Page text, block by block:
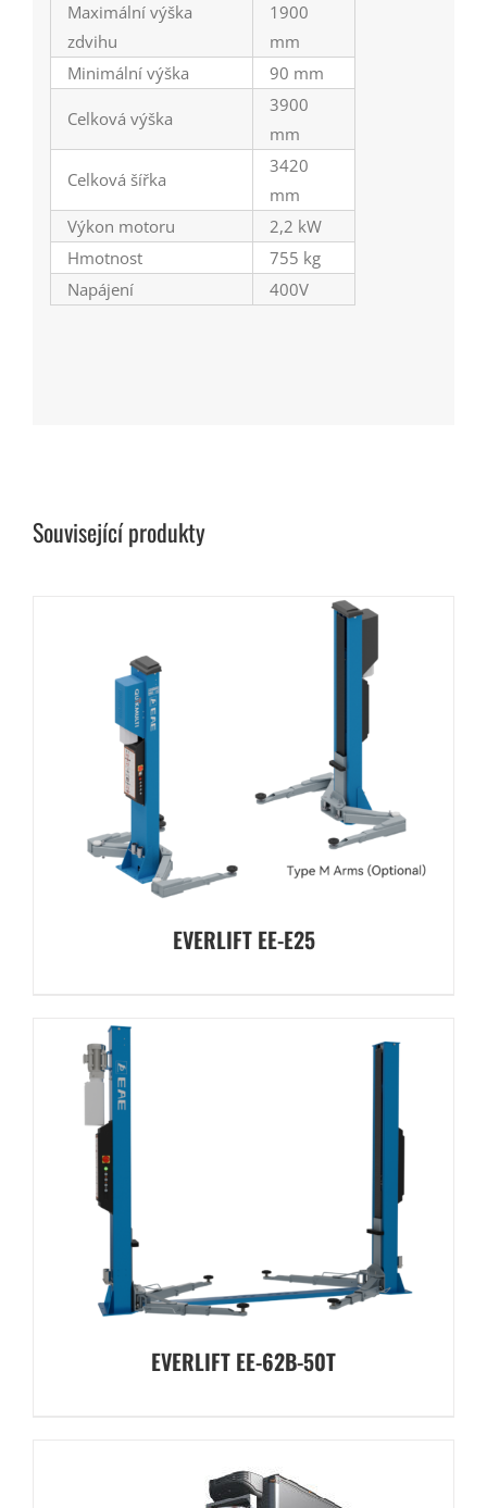
Maximální výška
zdvihu
1900
mm
Minimální výška
90 mm
Celková výška
3900
mm
Celková šířka
3420
mm
Výkon motoru
2,2 kW
Hmotnost
755 kg
Napájení
400V
Související produkty
EVERLIFT EE-E25
EVERLIFT EE-62B-50T